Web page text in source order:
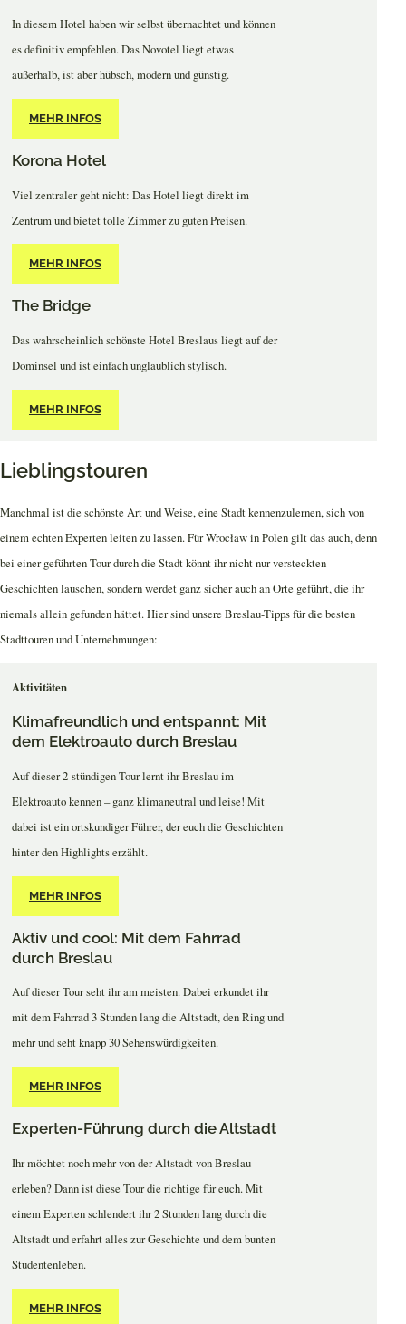
In diesem Hotel haben wir selbst übernachtet und können
es definitiv empfehlen. Das Novotel liegt etwas
außerhalb, ist aber hübsch, modern und günstig.
MEHR INFOS
Korona Hotel
Viel zentraler geht nicht: Das Hotel liegt direkt im
Zentrum und bietet tolle Zimmer zu guten Preisen.
MEHR INFOS
The Bridge
Das wahrscheinlich schönste Hotel Breslaus liegt auf der
Dominsel und ist einfach unglaublich stylisch.
MEHR INFOS
Lieblingstouren
Manchmal ist die schönste Art und Weise, eine Stadt kennenzulernen, sich von
einem echten Experten leiten zu lassen. Für Wrocław in Polen gilt das auch, denn
bei einer geführten Tour durch die Stadt könnt ihr nicht nur versteckten
Geschichten lauschen, sondern werdet ganz sicher auch an Orte geführt, die ihr
niemals allein gefunden hättet. Hier sind unsere Breslau-Tipps für die besten
Stadttouren und Unternehmungen:
Aktivitäten
Klimafreundlich und entspannt: Mit
dem Elektroauto durch Breslau
Auf dieser 2-stündigen Tour lernt ihr Breslau im
Elektroauto kennen – ganz klimaneutral und leise! Mit
dabei ist ein ortskundiger Führer, der euch die Geschichten
hinter den Highlights erzählt.
MEHR INFOS
Aktiv und cool: Mit dem Fahrrad
durch Breslau
Auf dieser Tour seht ihr am meisten. Dabei erkundet ihr
mit dem Fahrrad 3 Stunden lang die Altstadt, den Ring und
mehr und seht knapp 30 Sehenswürdigkeiten.
MEHR INFOS
Experten-Führung durch die Altstadt
Ihr möchtet noch mehr von der Altstadt von Breslau
erleben? Dann ist diese Tour die richtige für euch. Mit
einem Experten schlendert ihr 2 Stunden lang durch die
Altstadt und erfahrt alles zur Geschichte und dem bunten
Studentenleben.
MEHR INFOS